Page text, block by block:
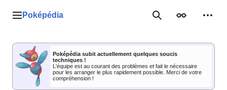
Menu principal
Poképédia RechercherApparence
Poképédia subit actuellement quelques soucis
techniques !
L'équipe est au courant des problèmes et fait le nécessaire
pour les arranger le plus rapidement possible. Merci de votre
compréhension !